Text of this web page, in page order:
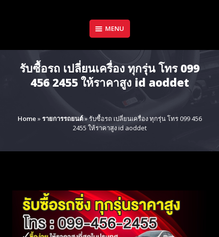
MENU
รับซื้อรถ เปลี่ยนเครื่อง ทุกรุ่น โทร 099
456 2455 ให้ราคาสูง id aoddet
Home »รายการรถยนต์»รับซื้อรถ เปลี่ยนเครื่อง ทุกรุ่น โทร 099 456
2455 ให้ราคาสูง id aoddet